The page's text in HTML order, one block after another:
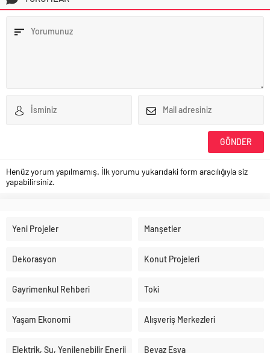
Henüz yorum yapılmamış. İlk yorumu yukarıdaki form aracılığıyla siz
yapabilirsiniz.
Yeni Projeler Manşetler
Dekorasyon Konut Projeleri
Gayrimenkul Rehberi Toki
Yaşam Ekonomi Alışveriş Merkezleri
Elektrik, Su, Yenilenebilir Enerji Beyaz Eşya